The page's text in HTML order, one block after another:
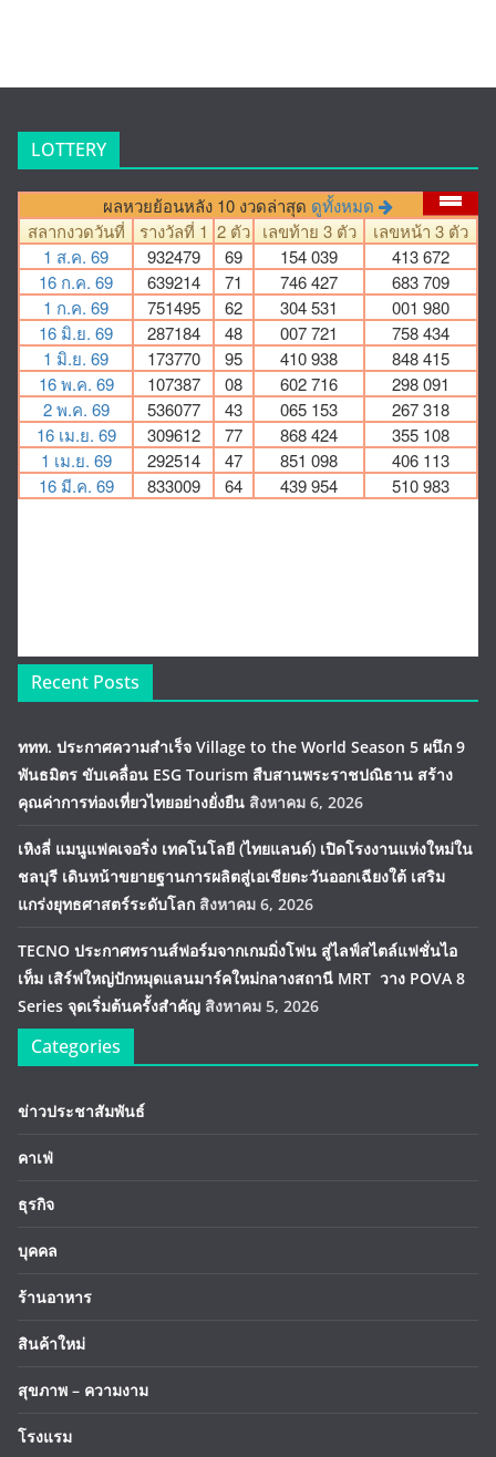
LOTTERY
Recent Posts
ททท. ประกาศความสำเร็จ Village to the World Season 5 ผนึก 9
พันธมิตร ขับเคลื่อน ESG Tourism สืบสานพระราชปณิธาน สร้าง
คุณค่าการท่องเที่ยวไทยอย่างยั่งยืน สิงหาคม 6, 2026
เหิงลี่ แมนูแฟคเจอริ่ง เทคโนโลยี (ไทยแลนด์) เปิดโรงงานแห่งใหม่ใน
ชลบุรี เดินหน้าขยายฐานการผลิตสู่เอเชียตะวันออกเฉียงใต้ เสริม
แกร่งยุทธศาสตร์ระดับโลก สิงหาคม 6, 2026
TECNO ประกาศทรานส์ฟอร์มจากเกมมิ่งโฟน สู่ไลฟ์สไตล์แฟชั่นไอ
เท็ม เสิร์ฟใหญ่ปักหมุดแลนมาร์คใหม่กลางสถานี MRT วาง POVA 8
Series จุดเริ่มต้นครั้งสำคัญ สิงหาคม 5, 2026
Categories
ข่าวประชาสัมพันธ์
คาเฟ่
ธุรกิจ
บุคคล
ร้านอาหาร
สินค้าใหม่
สุขภาพ – ความงาม
โรงแรม